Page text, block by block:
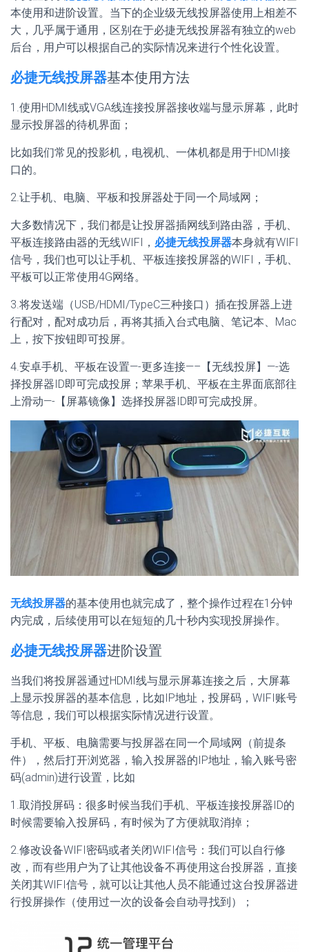
本使用和进阶设置。当下的企业级无线投屏器使用上相差不
大，几乎属于通用，区别在于必捷无线投屏器有独立的web
后台，用户可以根据自己的实际情况来进行个性化设置。
必捷无线投屏器基本使用方法
1.使用HDMI线或VGA线连接投屏器接收端与显示屏幕，此时
显示投屏器的待机界面；
比如我们常见的投影机，电视机、一体机都是用于HDMI接
口的。
2.让手机、电脑、平板和投屏器处于同一个局域网；
大多数情况下，我们都是让投屏器插网线到路由器，手机、
平板连接路由器的无线WIFI， 必捷无线投屏器本身就有WIFI
信号，我们也可以让手机、平板连接投屏器的WIFI，手机、
平板可以正常使用4G网络。
3.将发送端（USB/HDMI/TypeC三种接口）插在投屏器上进
行配对，配对成功后，再将其插入台式电脑、笔记本、Mac
上，按下按钮即可投屏。
4.安卓手机、平板在设置—-更多连接—–【无线投屏】—-选
择投屏器ID即可完成投屏；苹果手机、平板在主界面底部往
上滑动—-【屏幕镜像】选择投屏器ID即可完成投屏。
无线投屏器的基本使用也就完成了，整个操作过程在1分钟
内完成，后续使用可以在短短的几十秒内实现投屏操作。
必捷无线投屏器进阶设置
当我们将投屏器通过HDMI线与显示屏幕连接之后，大屏幕
上显示投屏器的基本信息，比如IP地址，投屏码，WIFI账号
等信息，我们可以根据实际情况进行设置。
手机、平板、电脑需要与投屏器在同一个局域网（前提条
件），然后打开浏览器，输入投屏器的IP地址，输入账号密
码(admin)进行设置，比如
1.取消投屏码：很多时候当我们手机、平板连接投屏器ID的
时候需要输入投屏码，有时候为了方便就取消掉；
2.修改设备WIFI密码或者关闭WIFI信号：我们可以自行修
改，而有些用户为了让其他设备不再使用这台投屏器，直接
关闭其WIFI信号，就可以让其他人员不能通过这台投屏器进
行投屏操作（使用过一次的设备会自动寻找到）；